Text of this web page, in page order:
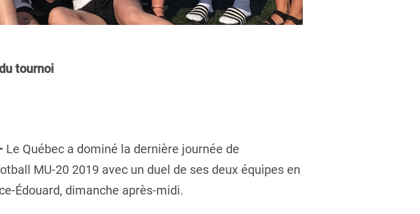
tournoi
Le Québec a dominé la dernière journée de
MU-20 2019 avec un duel de ses deux équipes en
Édouard, dimanche après-midi.